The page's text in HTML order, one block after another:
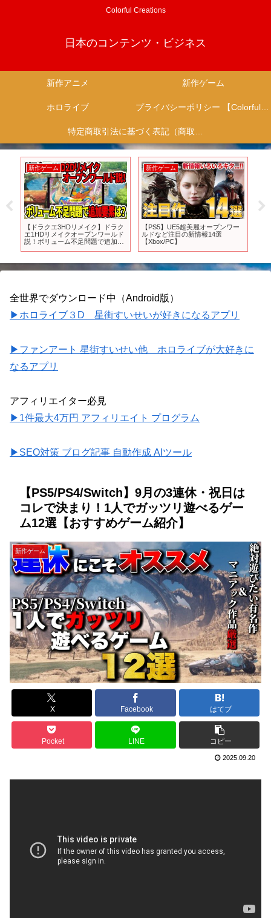
Colorful Creations
日本のコンテンツ・ビジネス
新作アニメ 新作ゲーム
ホロライブ プライバシーポリシー 【Colorful Creation】
特定商取引法に基づく表記（商取引に関する開示）
新作ゲーム
【ドラクエ3HDリメイク】ドラク
エ1HDリメイクオープンワールド
説！ボリューム不足問題で追加要
新作ゲーム
【PS5】UE5超美麗オープンワー
ルドなど注目の新情報14選
【Xbox/PC】
全世界でダウンロード中（Android版）
▶ホロライブ３D 星街すいせいが好きになるアプリ
▶ファンアート 星街すいせい他 ホロライブが大好きに
なるアプリ
アフィリエイター必見
▶1件最大4万円 アフィリエイト プログラム
▶SEO対策 ブログ記事 自動作成 AIツール
【PS5/PS4/Switch】9月の3連休・祝日は
コレで決まり！1人でガッツリ遊べるゲー
ム12選【おすすめゲーム紹介】
新作ゲーム
X Facebook はてブ
Pocket LINE コピー
2025.09.20